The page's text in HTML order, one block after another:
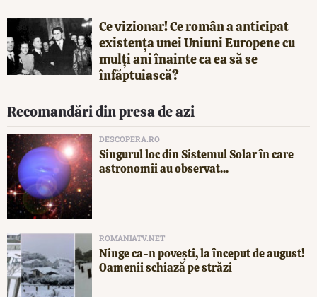
Ce vizionar! Ce român a anticipat
existența unei Uniuni Europene cu
mulți ani înainte ca ea să se
înfăptuiască?
Recomandări din presa de azi
DESCOPERA.RO
Singurul loc din Sistemul Solar în care
astronomii au observat...
ROMANIATV.NET
Ninge ca-n povești, la început de august!
Oamenii schiază pe străzi